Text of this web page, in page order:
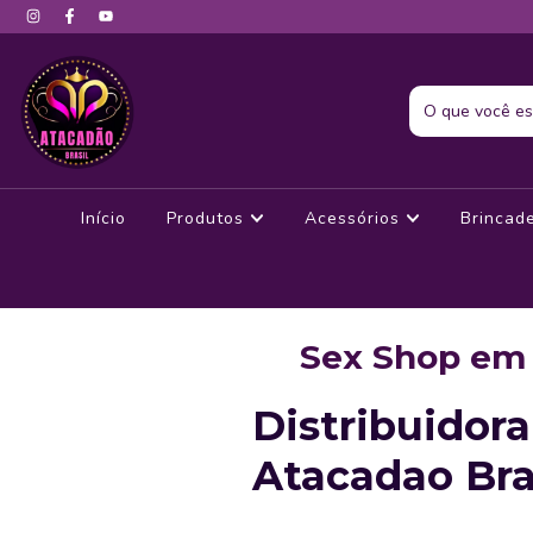
Início Produtos Acessórios
Sex Shop
Distribuidora
Atacadao